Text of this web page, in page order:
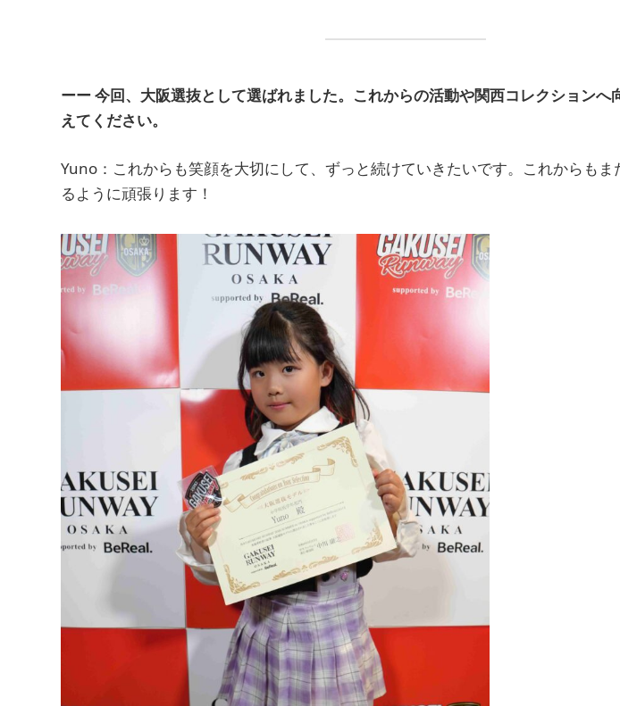
ーー 今回、大阪選抜として選ばれました。これからの活動や関西コレクションへ
えてください。
Yuno：これからも笑顔を大切にして、ずっと続けていきたいです。これからもま
るように頑張ります！